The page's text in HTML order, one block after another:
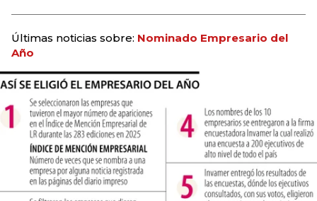
Últimas noticias sobre: Nominado Empresario del
Año